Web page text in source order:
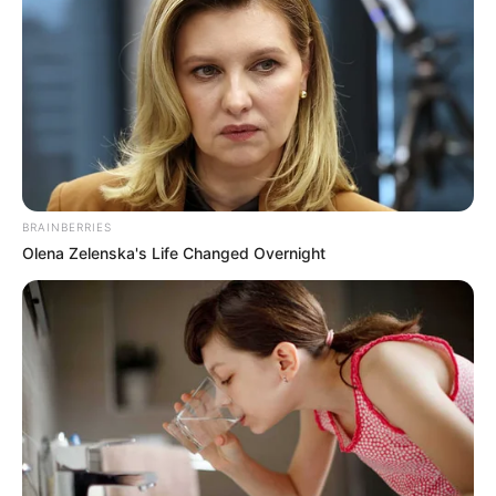
diálogos con RCN Radioafirmó que es necesario que este
proceso de desarme avance para que haya una paz real e
integral en el Catatumbo.
"Queremos hacerle un llamado a las disidencias de las
FARC para que aprovechen esta oportunidad, no pueden
seguir en los mismos errores, esta es una segunda
oportunidad para este grupo ycreo que se les ha
extendido la mano para lograr que se puedan reinsertar
representante a la cámara por Norte de Santander.
BRAINBERRIES
Olena Zelenska's Life Changed Overnight